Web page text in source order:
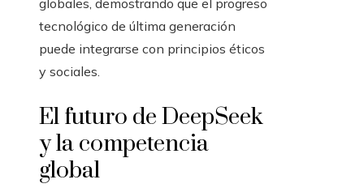
globales, demostrando que el progreso
tecnológico de última generación
puede integrarse con principios éticos
y sociales.
El futuro de DeepSeek
y la competencia
global